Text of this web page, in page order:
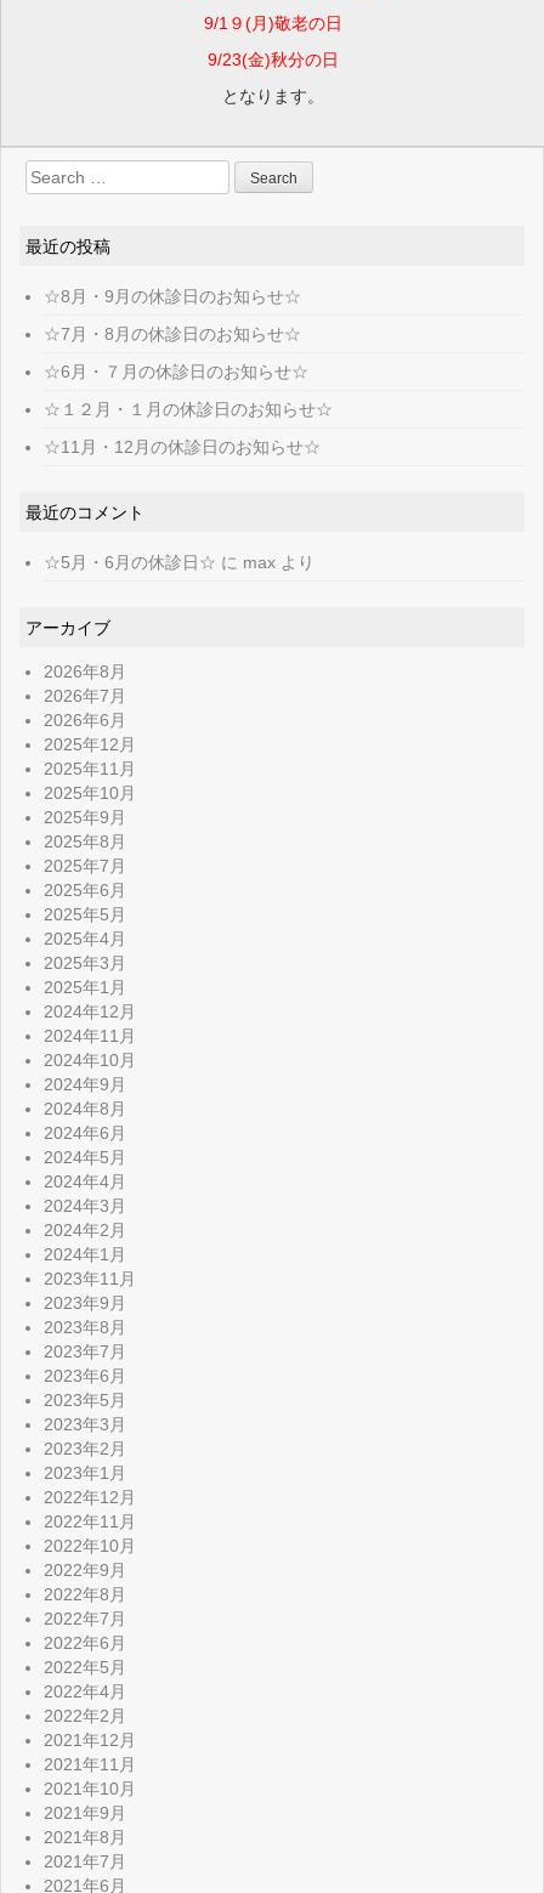
9/1９(月)敬老の日
9/23(金)秋分の日
となります。
Search for:
最近の投稿
☆8月・9月の休診日のお知らせ☆
☆7月・8月の休診日のお知らせ☆
☆6月・７月の休診日のお知らせ☆
☆１２月・１月の休診日のお知らせ☆
☆11月・12月の休診日のお知らせ☆
最近のコメント
☆5月・6月の休診日☆ に max より
アーカイブ
2026年8月
2026年7月
2026年6月
2025年12月
2025年11月
2025年10月
2025年9月
2025年8月
2025年7月
2025年6月
2025年5月
2025年4月
2025年3月
2025年1月
2024年12月
2024年11月
2024年10月
2024年9月
2024年8月
2024年6月
2024年5月
2024年4月
2024年3月
2024年2月
2024年1月
2023年11月
2023年9月
2023年8月
2023年7月
2023年6月
2023年5月
2023年3月
2023年2月
2023年1月
2022年12月
2022年11月
2022年10月
2022年9月
2022年8月
2022年7月
2022年6月
2022年5月
2022年4月
2022年2月
2021年12月
2021年11月
2021年10月
2021年9月
2021年8月
2021年7月
2021年6月